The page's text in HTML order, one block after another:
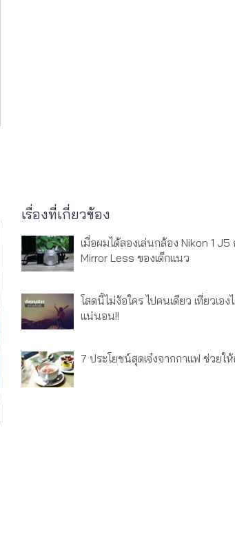
เรื่องที่เกี่ยวข้อง
เมื่อผมได้ลองเล่นกล้อง Nikon 1 J5
Mirror Less ของเด็กแนว
โสดนี้ไม่ง้อใคร ไปคนเดียว เที่ยวเอ
แน่นอน!!
7 ประโยชน์สุดเจ๋งจากกาแฟ ช่วยใ